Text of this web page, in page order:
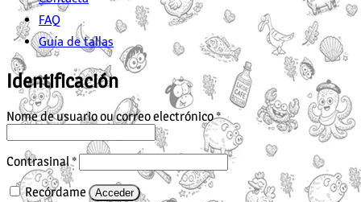
FAQ
Guía de tallas
Identificación
Nome de usuario ou correo electrónico*Obrigatorio
Contrasinal*Obrigatorio
Recórdame Acceder